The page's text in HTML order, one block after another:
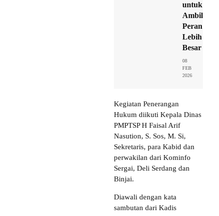
untuk
Ambil
Peran
Lebih
Besar
08
FEB
2026
Kegiatan Penerangan
Hukum diikuti Kepala Dinas
PMPTSP H Faisal Arif
Nasution, S. Sos, M. Si,
Sekretaris, para Kabid dan
perwakilan dari Kominfo
Sergai, Deli Serdang dan
Binjai.
Diawali dengan kata
sambutan dari Kadis